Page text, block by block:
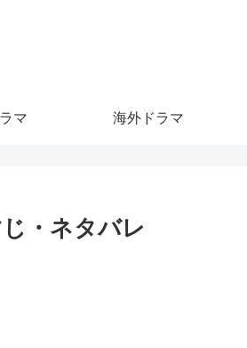
マ 海外ドラマ
・ネタバレ